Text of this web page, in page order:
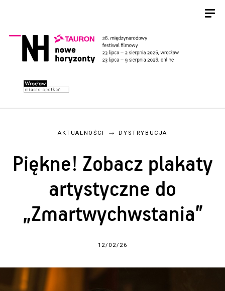
AKTUALNOŚCI DYSTRYBUCJA
Piękne! Zobacz plakaty
artystyczne do
„Zmartwychwstania”
12/02/26